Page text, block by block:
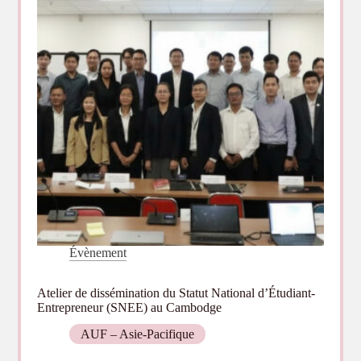
français
l’éducation
vietnamienne,
du
primaire
au
supérieur
Évènement
Atelier de dissémination du Statut National d’Étudiant-
Entrepreneur (SNEE) au Cambodge
AUF – Asie-Pacifique